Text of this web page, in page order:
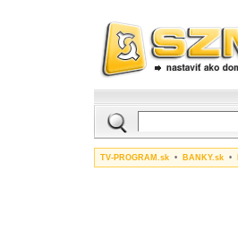
TV-PROGRAM.sk • BANKY.sk •